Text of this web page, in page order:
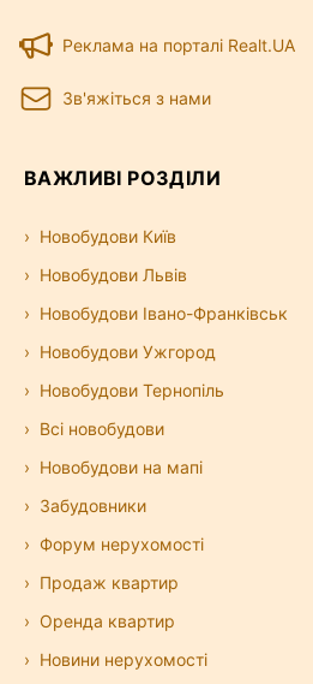
Реклама на порталі Realt.UA
Зв'яжіться з нами
ВАЖЛИВІ РОЗДІЛИ
Новобудови Київ
Новобудови Львів
Новобудови Івано-Франківськ
Новобудови Ужгород
Новобудови Тернопіль
Всі новобудови
Новобудови на мапі
Забудовники
Форум нерухомості
Продаж квартир
Оренда квартир
Новини нерухомості